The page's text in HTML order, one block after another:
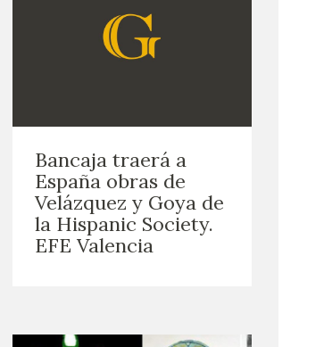
Bancaja traerá a
España obras de
Velázquez y Goya de
la Hispanic Society.
EFE Valencia